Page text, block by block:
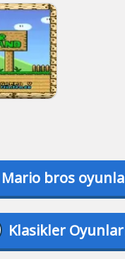
Mario bros
Klasikler